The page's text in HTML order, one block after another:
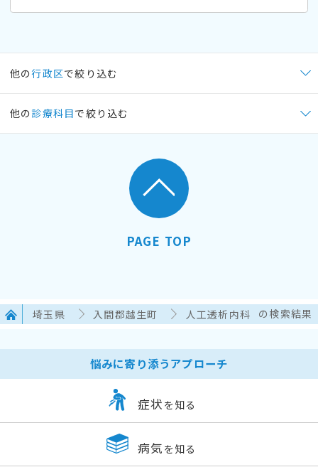
他の行政区で絞り込む
他の 診療科目で絞り込む
PAGE TOP
埼玉県 入間郡越生町 人工透析内科 の検索結果
悩みに寄り添うアプローチ
症状 を知る
病気 を知る